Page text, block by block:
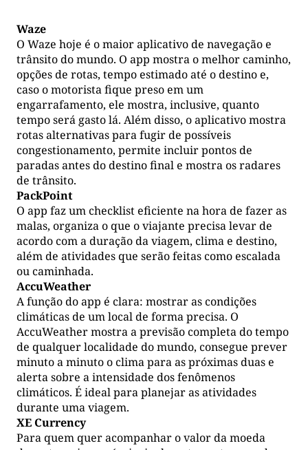
Waze
O Waze hoje é o maior aplicativo de navegação e
trânsito do mundo. O app mostra o melhor caminho,
opções de rotas, tempo estimado até o destino e,
caso o motorista fique preso em um
engarrafamento, ele mostra, inclusive, quanto
tempo será gasto lá. Além disso, o aplicativo mostra
rotas alternativas para fugir de possíveis
congestionamento, permite incluir pontos de
paradas antes do destino final e mostra os radares
de trânsito.
PackPoint
O app faz um checklist eficiente na hora de fazer as
malas, organiza o que o viajante precisa levar de
acordo com a duração da viagem, clima e destino,
além de atividades que serão feitas como escalada
ou caminhada.
AccuWeather
A função do app é clara: mostrar as condições
climáticas de um local de forma precisa. O
AccuWeather mostra a previsão completa do tempo
de qualquer localidade do mundo, consegue prever
minuto a minuto o clima para as próximas duas e
alerta sobre a intensidade dos fenômenos
climáticos. É ideal para planejar as atividades
durante uma viagem.
XE Currency
Para quem quer acompanhar o valor da moeda